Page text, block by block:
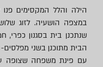
הילה והלל המקסימים
במצפה הושעיה. לזוג
שנתכנן בית בסגנון כפרי,
הבית מתוכנן בשני
עם פינת משפחה שצופה